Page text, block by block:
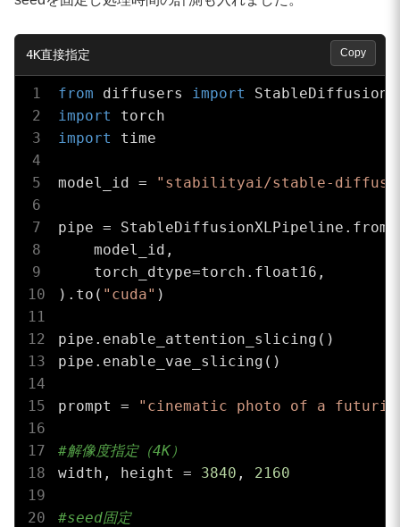
from diffusers
import
import
import
time
model_id = "stabilityai/stable-
pipe =
    model_id,
    torch_dtype=torch.float16,
).to( "cuda" )
pipe.enable_attention_slicing()
pipe.enable_vae_slicing()
prompt = "cinematic photo of a
#解像度指定（4K）
width, height = 3840 , 2160
#seed固定
Copy